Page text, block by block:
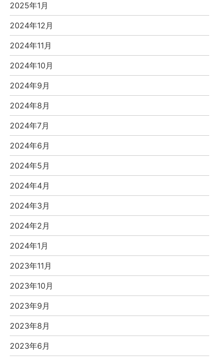
2025年1月
2024年12月
2024年11月
2024年10月
2024年9月
2024年8月
2024年7月
2024年6月
2024年5月
2024年4月
2024年3月
2024年2月
2024年1月
2023年11月
2023年10月
2023年9月
2023年8月
2023年6月